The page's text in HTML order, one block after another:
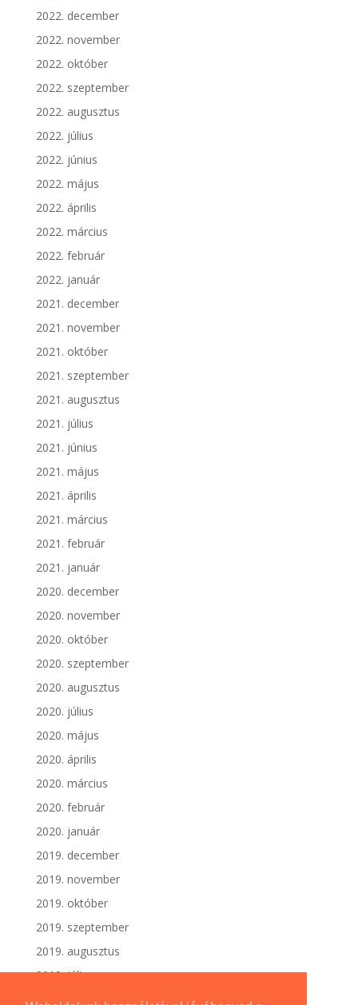
2022. december
2022. november
2022. október
2022. szeptember
2022. augusztus
2022. július
2022. június
2022. május
2022. április
2022. március
2022. február
2022. január
2021. december
2021. november
2021. október
2021. szeptember
2021. augusztus
2021. július
2021. június
2021. május
2021. április
2021. március
2021. február
2021. január
2020. december
2020. november
2020. október
2020. szeptember
2020. augusztus
2020. július
2020. május
2020. április
2020. március
2020. február
2020. január
2019. december
2019. november
2019. október
2019. szeptember
2019. augusztus
2019. július
2019. június